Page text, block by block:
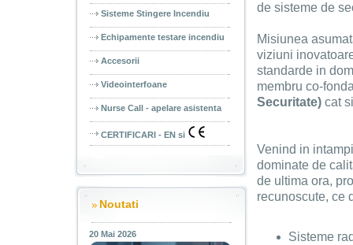
Sisteme Stingere Incendiu
Echipamente testare incendiu
Accesorii
Videointerfoane
Nurse Call - apelare asistenta
CERTIFICARI - EN si
Noutati
20 Mai 2026
de sisteme de
Misiunea
viziuni
standarde in
membru co-
Securitate) cat
Venind in
dominate de
de ultima ora,
recunoscute, ce
Sisteme